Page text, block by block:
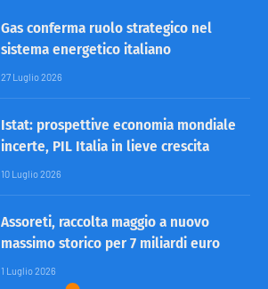
Gas conferma ruolo strategico nel
sistema energetico italiano
27 Luglio 2026
Istat: prospettive economia mondiale
incerte, PIL Italia in lieve crescita
10 Luglio 2026
Assoreti, raccolta maggio a nuovo
massimo storico per 7 miliardi euro
1 Luglio 2026